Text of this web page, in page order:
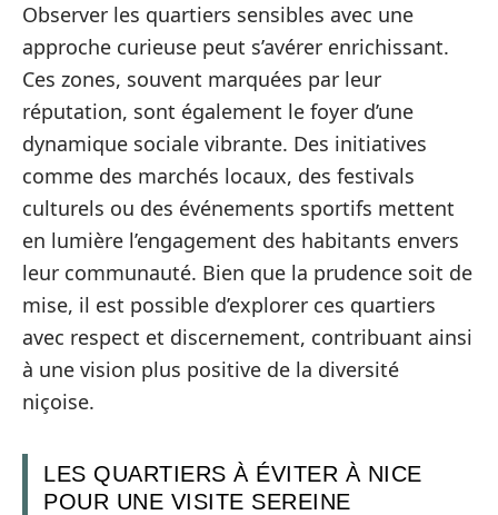
Observer les quartiers sensibles avec une
approche curieuse peut s’avérer enrichissant.
Ces zones, souvent marquées par leur
réputation, sont également le foyer d’une
dynamique sociale vibrante. Des initiatives
comme des marchés locaux, des festivals
culturels ou des événements sportifs mettent
en lumière l’engagement des habitants envers
leur communauté. Bien que la prudence soit de
mise, il est possible d’explorer ces quartiers
avec respect et discernement, contribuant ainsi
à une vision plus positive de la diversité
niçoise.
LES QUARTIERS À ÉVITER À NICE
POUR UNE VISITE SEREINE